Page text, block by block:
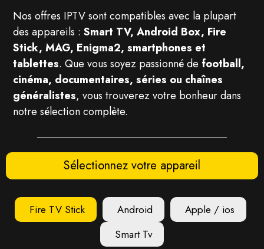
Nos offres IPTV sont compatibles avec la plupart
des appareils :Smart TV, Android Box, Fire
Stick, MAG, Enigma2, smartphones et
tablettes. Que vous soyez passionné de football,
cinéma, documentaires, séries ou chaînes
généralistes, vous trouverez votre bonheur dans
notre sélection complète.
Sélectionnez votre appareil
Fire TV Stick Android
Apple / ios
Smart Tv